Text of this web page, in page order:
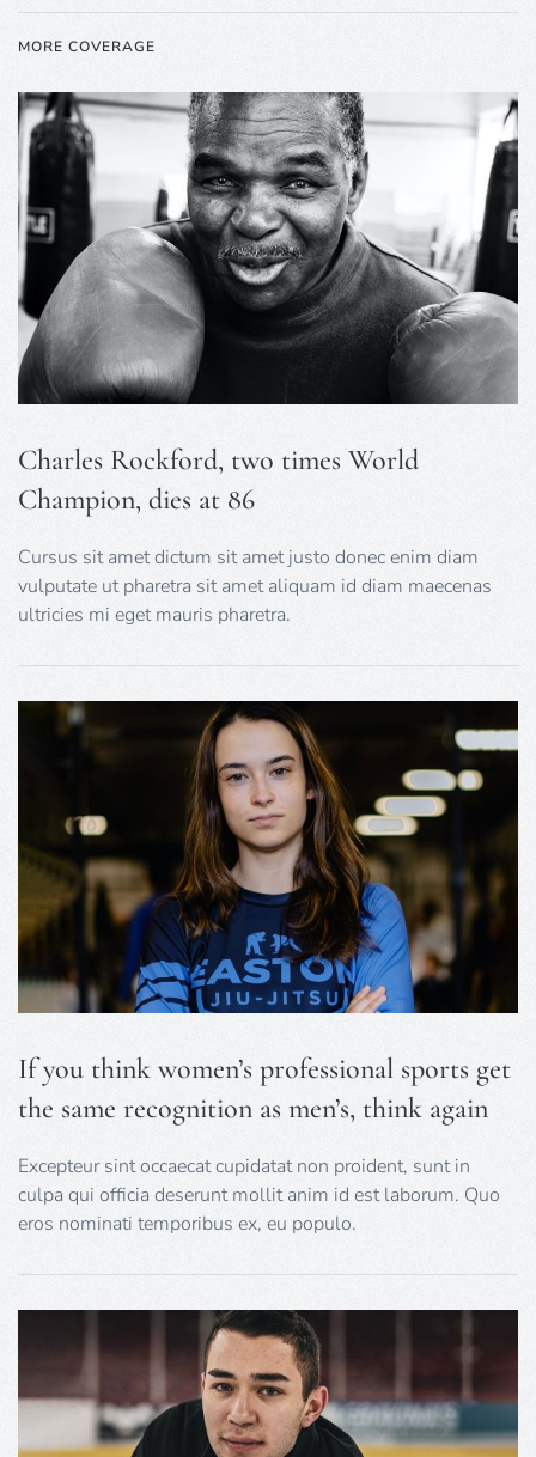
MORE COVERAGE
Charles Rockford, two times World
Champion, dies at 86
Cursus sit amet dictum sit amet justo donec enim diam
vulputate ut pharetra sit amet aliquam id diam maecenas
ultricies mi eget mauris pharetra.
If you think women’s professional sports get
the same recognition as men’s, think again
Excepteur sint occaecat cupidatat non proident, sunt in
culpa qui officia deserunt mollit anim id est laborum. Quo
eros nominati temporibus ex, eu populo.